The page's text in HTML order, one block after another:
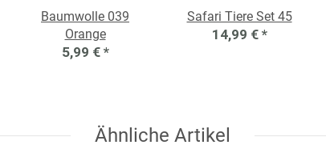
Baumwolle 039
Orange
5,99 € *
Safari Tiere Set 45
14,99 € *
Ähnliche Artikel